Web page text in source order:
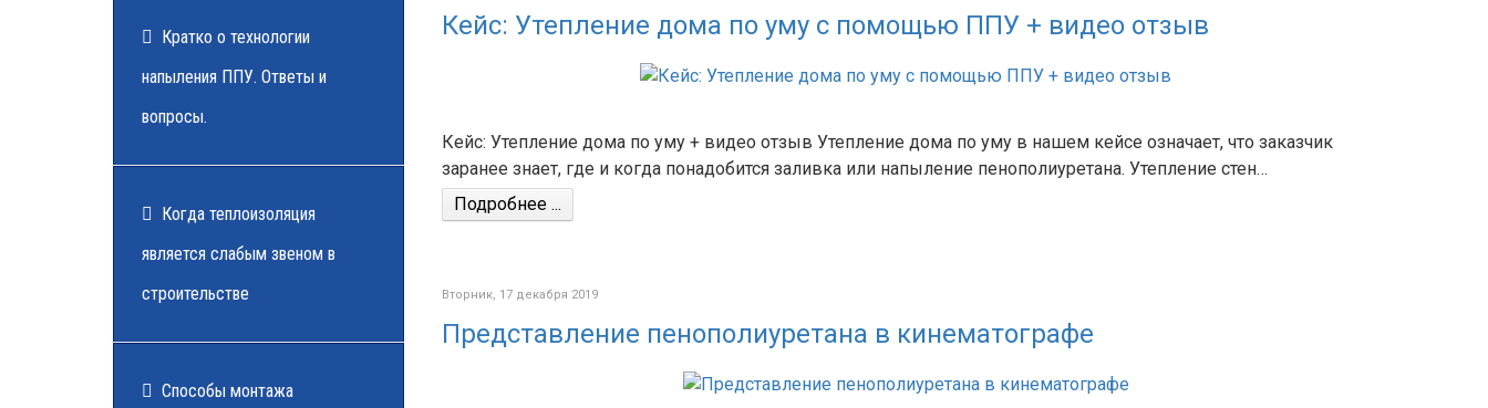
Кратко о технологии
напыления ППУ. Ответы и
вопросы.
Когда теплоизоляция
является слабым звеном в
строительстве
Cпособы монтажа
Кейс: Утепление дома по уму с помощью ППУ + видео отзыв
Кейс: Утепление дома по уму + видео отзыв Утепление дома по уму в нашем кейсе означает, что заказчик
заранее знает, где и когда понадобится заливка или напыление пенополиуретана. Утепление стен…
Подробнее ...
Вторник, 17 декабря 2019
Представление пенополиуретана в кинематографе